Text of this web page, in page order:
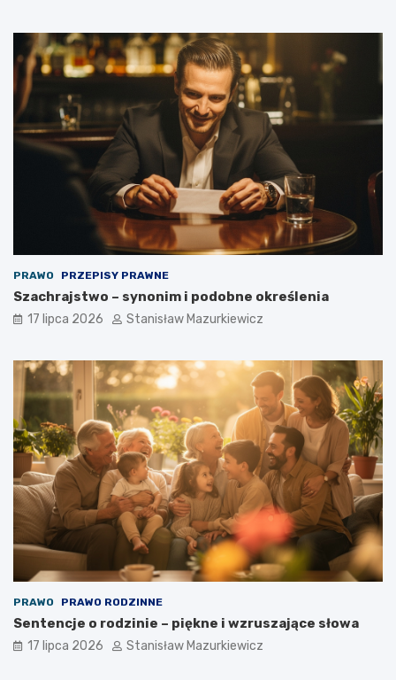
PRAWO PRZEPISY PRAWNE
Szachrajstwo – synonim i podobne określenia
17 lipca 2026 Stanisław Mazurkiewicz
PRAWO PRAWO RODZINNE
Sentencje o rodzinie – piękne i wzruszające słowa
17 lipca 2026 Stanisław Mazurkiewicz